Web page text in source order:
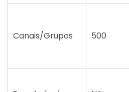
Canais/Grupos 500